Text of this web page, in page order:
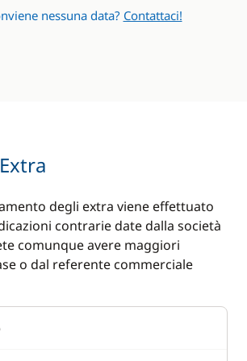
nessuna data? Contattaci!
degli extra viene effettuato
contrarie date dalla società
comunque avere maggiori
o dal referente commerciale